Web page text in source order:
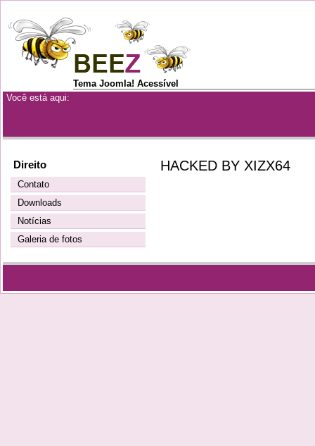
Tema Joomla! Acessível
Você está aqui:
Direito
Contato
Downloads
Notícias
Galeria de fotos
HACKED BY XIZX64